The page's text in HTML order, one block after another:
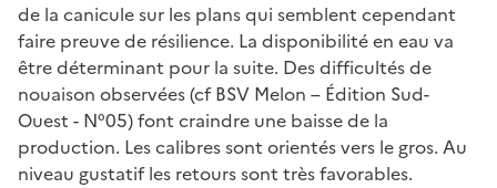
de la canicule sur les plans qui semblent cependant
faire preuve de résilience. La disponibilité en eau va
être déterminant pour la suite. Des difficultés de
nouaison observées (cf BSV Melon – Édition Sud-
Ouest - N°05) font craindre une baisse de la
production. Les calibres sont orientés vers le gros. Au
niveau gustatif les retours sont très favorables.